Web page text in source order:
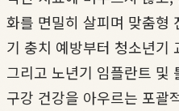
화를 면밀히 살피며 맞춤형
기 충치 예방부터 청소년기
그리고 노년기 임플란트 및
구강 건강을 아우르는 포괄